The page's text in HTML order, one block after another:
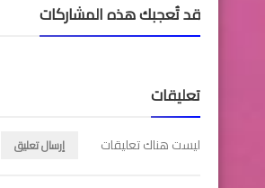
قد تُعجبك هذه المشاركات
تعليقات
ليست هناك تعليقات إرسال تعليق